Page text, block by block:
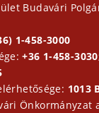
Budavári
1-458-3000
+36 1-458-
1013
Önkormányzat